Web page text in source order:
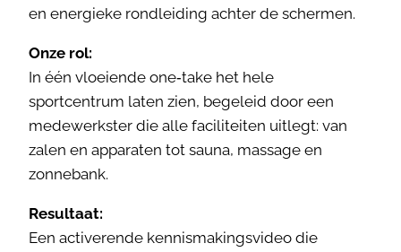
en energieke rondleiding achter de schermen.
Onze rol:
In één vloeiende one‑take het hele
sportcentrum laten zien, begeleid door een
medewerkster die alle faciliteiten uitlegt: van
zalen en apparaten tot sauna, massage en
zonnebank.
Resultaat:
Een activerende kennismakingsvideo die